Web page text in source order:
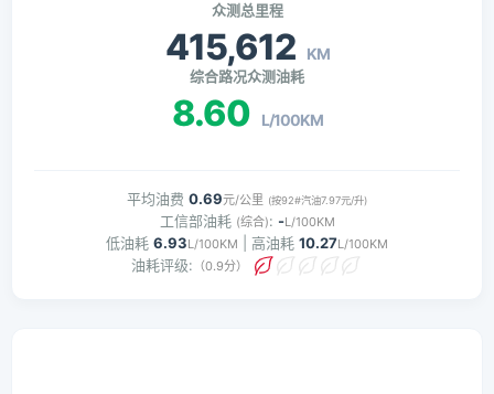
众测总里程
415,612 KM
综合路况众测油耗
8.60 L/100KM
平均油费 0.69元/公里 (按92#汽油7.97元/升)
工信部油耗 (综合): -L/100KM
低油耗 6.93L/100KM | 高油耗 10.27L/100KM
油耗评级: （0.9分）